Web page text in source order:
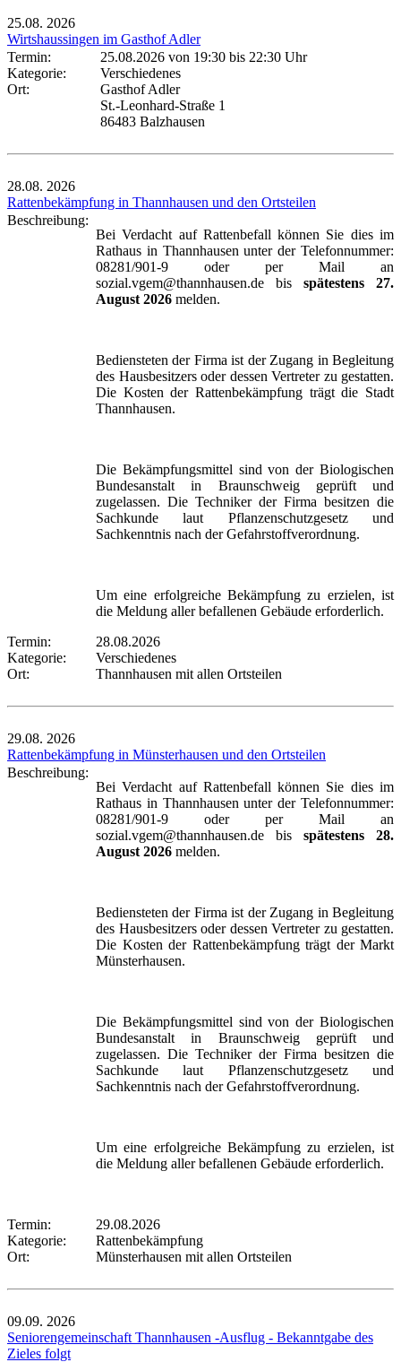
25.08. 2026
Wirtshaussingen im Gasthof Adler
Termin:
25.08.2026 von 19:30 bis 22:30 Uhr
Kategorie:
Verschiedenes
Ort:
Gasthof Adler
St.-Leonhard-Straße 1
86483 Balzhausen
28.08. 2026
Rattenbekämpfung in Thannhausen und den Ortsteilen
Beschreibung:
Bei Verdacht auf Rattenbefall können Sie dies im
Rathaus in Thannhausen unter der Telefonnummer:
08281/901-9 oder per Mail an
sozial.vgem@thannhausen.de bis spätestens 27.
August 2026 melden.
Bediensteten der Firma ist der Zugang in Begleitung
des Hausbesitzers oder dessen Vertreter zu gestatten.
Die Kosten der Rattenbekämpfung trägt die Stadt
Thannhausen.
Die Bekämpfungsmittel sind von der Biologischen
Bundesanstalt in Braunschweig geprüft und
zugelassen. Die Techniker der Firma besitzen die
Sachkunde laut Pflanzenschutzgesetz und
Sachkenntnis nach der Gefahrstoffverordnung.
Um eine erfolgreiche Bekämpfung zu erzielen, ist
die Meldung aller befallenen Gebäude erforderlich.
Termin:
28.08.2026
Kategorie:
Verschiedenes
Ort:
Thannhausen mit allen Ortsteilen
29.08. 2026
Rattenbekämpfung in Münsterhausen und den Ortsteilen
Beschreibung:
Bei Verdacht auf Rattenbefall können Sie dies im
Rathaus in Thannhausen unter der Telefonnummer:
08281/901-9 oder per Mail an
sozial.vgem@thannhausen.de bis spätestens 28.
August 2026 melden.
Bediensteten der Firma ist der Zugang in Begleitung
des Hausbesitzers oder dessen Vertreter zu gestatten.
Die Kosten der Rattenbekämpfung trägt der Markt
Münsterhausen.
Die Bekämpfungsmittel sind von der Biologischen
Bundesanstalt in Braunschweig geprüft und
zugelassen. Die Techniker der Firma besitzen die
Sachkunde laut Pflanzenschutzgesetz und
Sachkenntnis nach der Gefahrstoffverordnung.
Um eine erfolgreiche Bekämpfung zu erzielen, ist
die Meldung aller befallenen Gebäude erforderlich.
Termin:
29.08.2026
Kategorie:
Rattenbekämpfung
Ort:
Münsterhausen mit allen Ortsteilen
09.09. 2026
Seniorengemeinschaft Thannhausen -Ausflug - Bekanntgabe des
Zieles folgt